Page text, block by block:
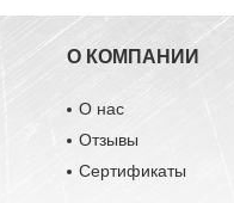
О КОМПАНИИ
О нас
Отзывы
Сертификаты